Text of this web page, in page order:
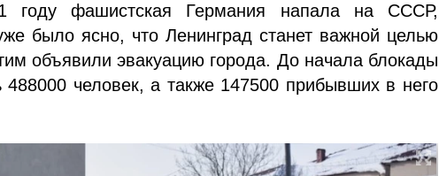
году фашистская Германия напала на СССР,
было ясно, что Ленинград станет важной целью
объяви­ли эвакуацию города. До начала блокады
488000 человек, а также 147500 прибывших в него